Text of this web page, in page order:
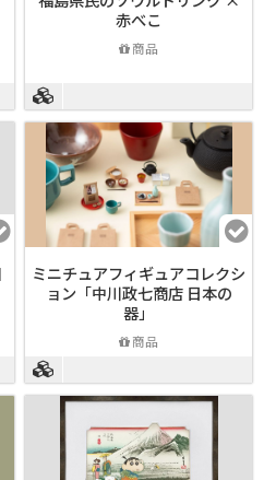
赤べこ
商品
ミニチュアフィギュアコレクシ
ョン「中川政七商店 日本の
器」
商品